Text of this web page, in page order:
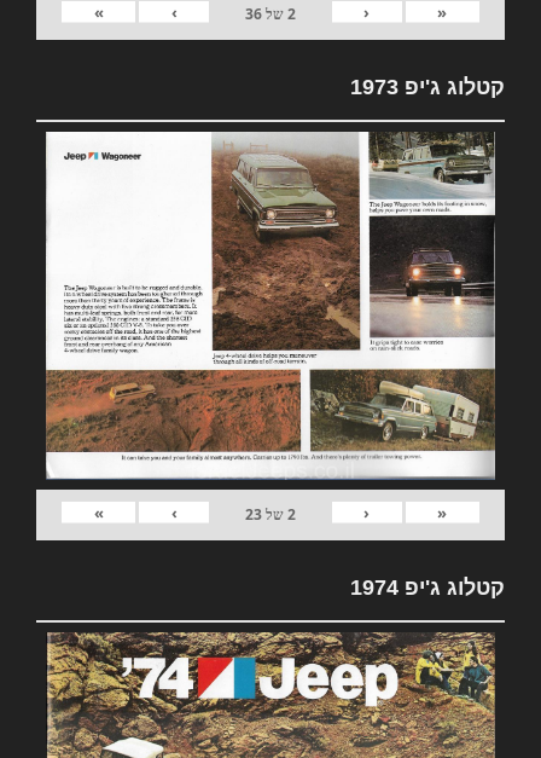
«
‹
2של36
›
»
קטלוג ג'יפ 1973
«
‹
2של23
›
»
קטלוג ג'יפ 1974